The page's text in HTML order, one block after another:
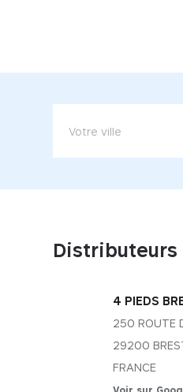
Distributeurs
4 PIEDS
250 ROUTE
29200
FRANCE